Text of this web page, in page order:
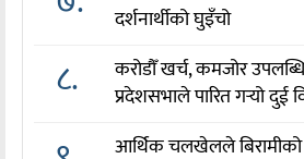
दर्शनार्थीको घुइँचो
८.
करोडौँ खर्च, कमजोर
प्रदेशसभाले पारित गर्‍यो
आर्थिक चलखेलले बिरामीको